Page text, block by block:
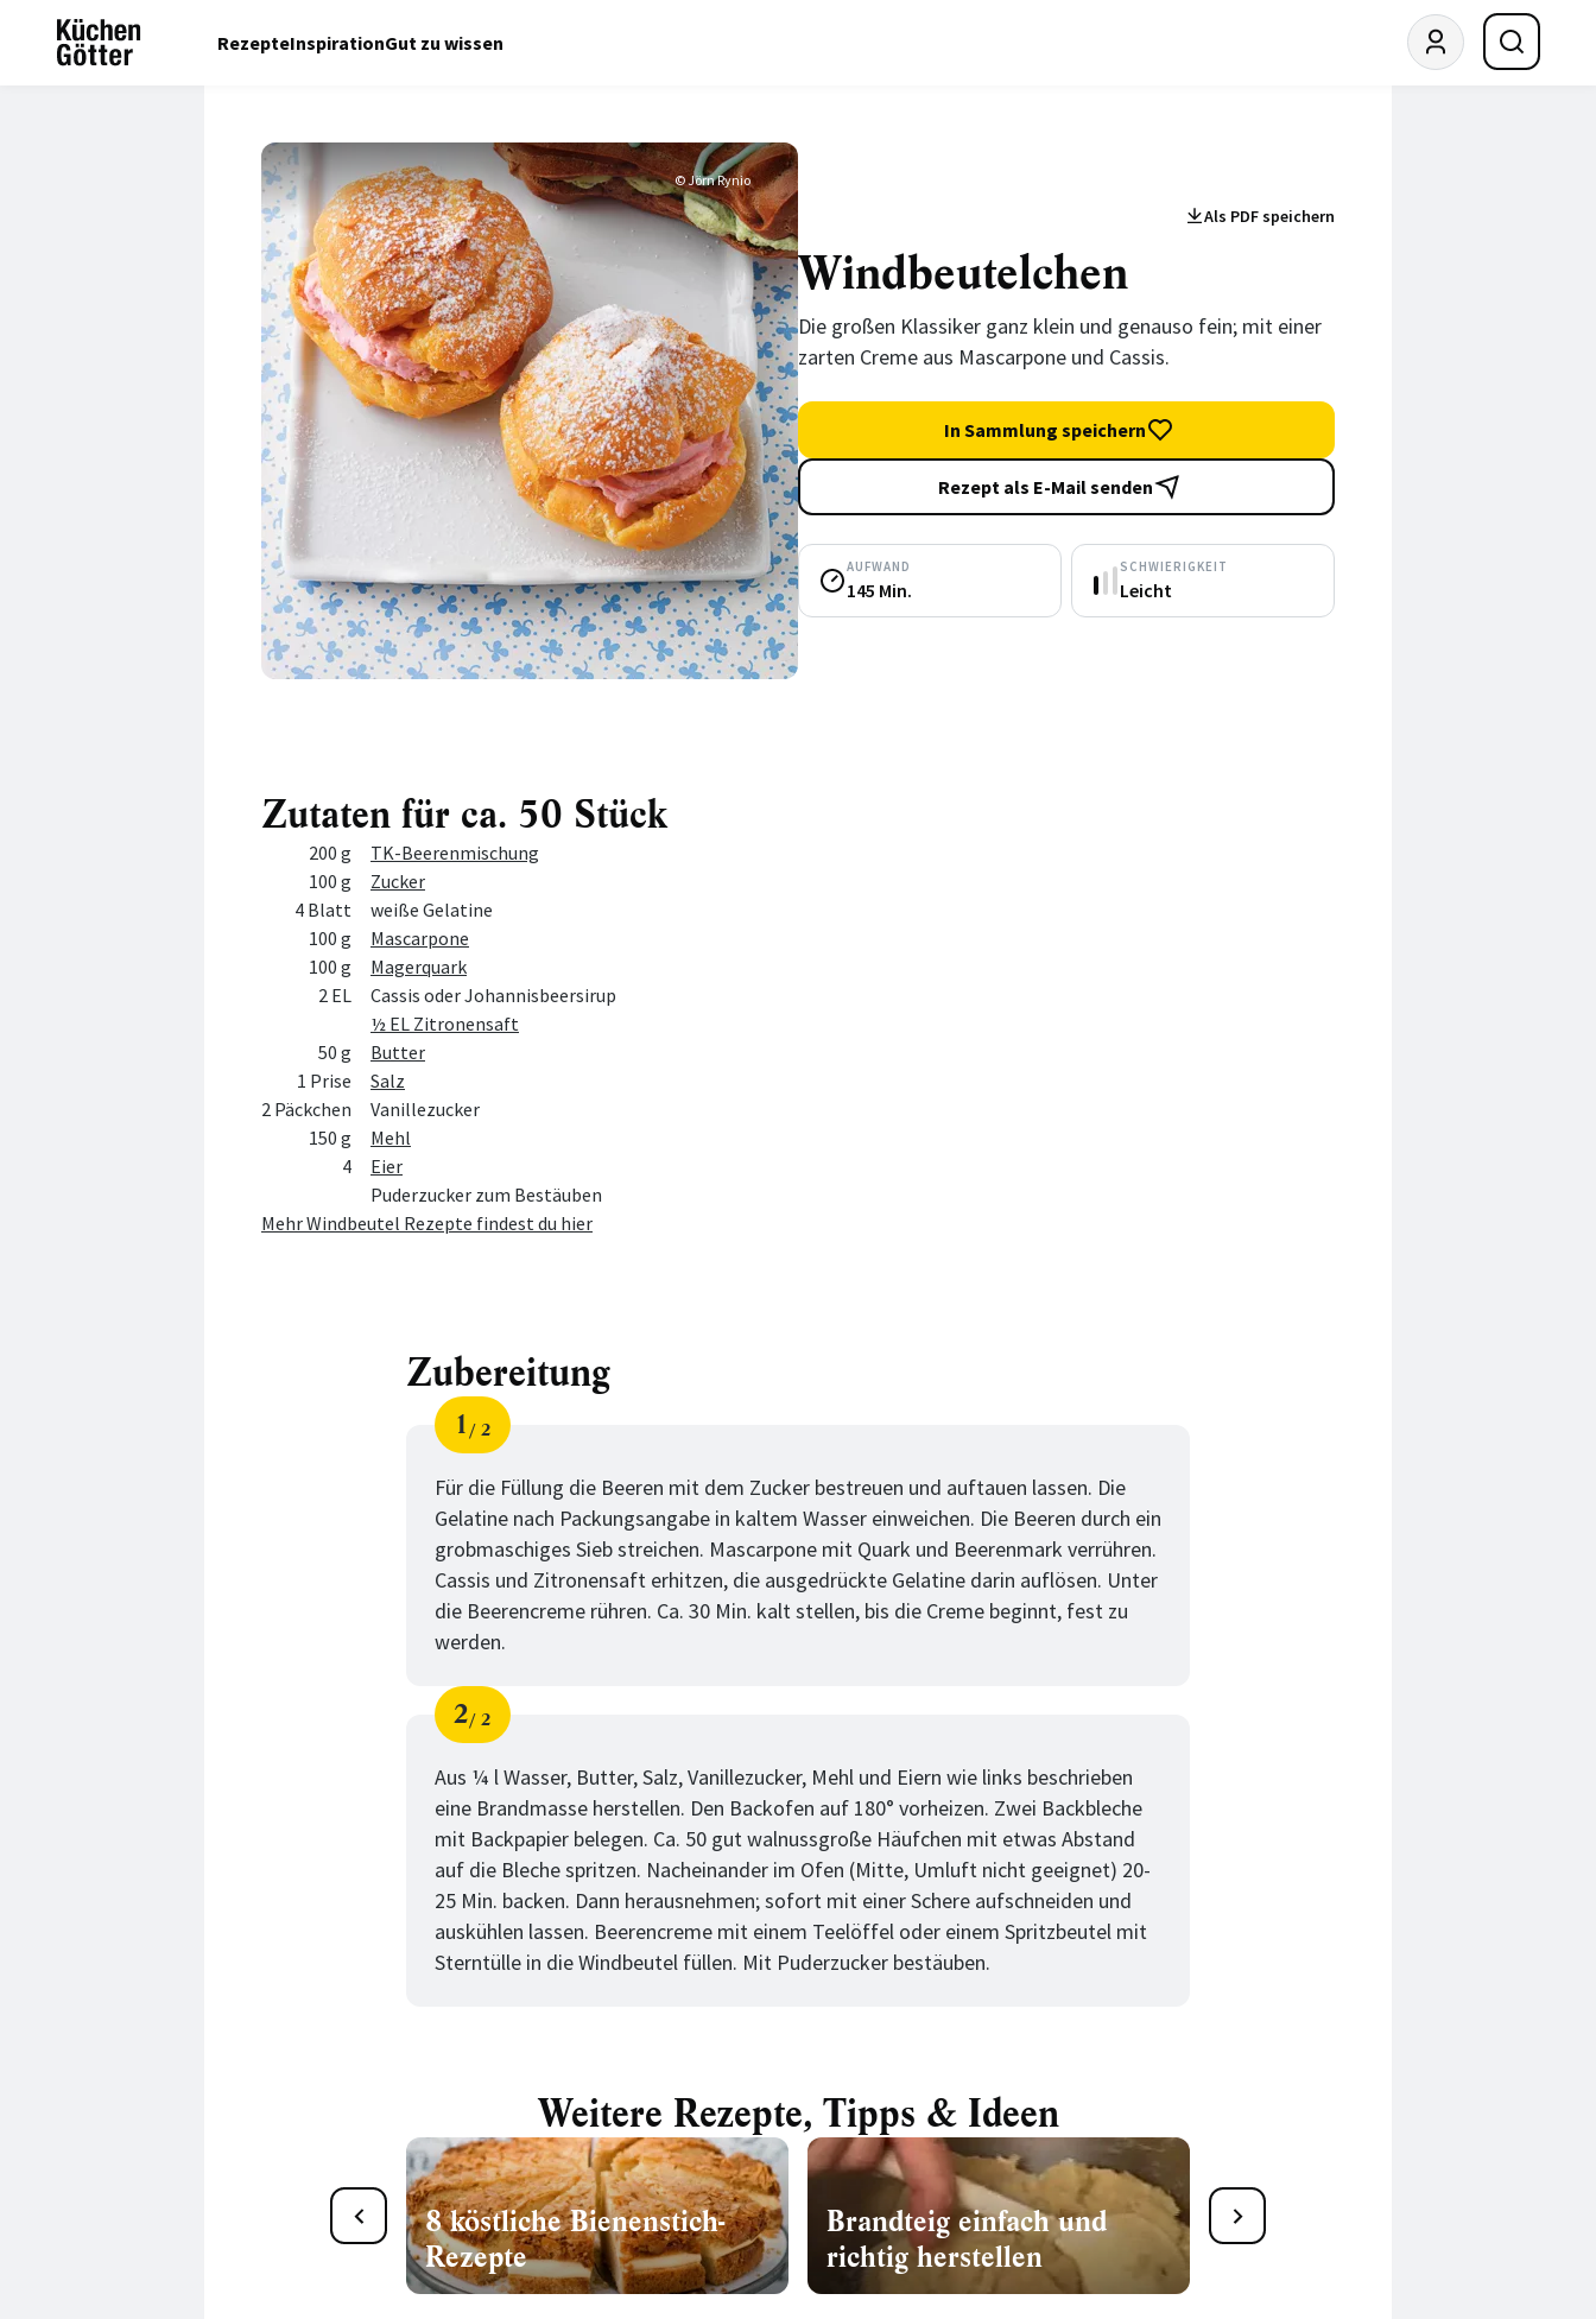
RezepteInspirationGut zu wissen
© Jörn Rynio
Als PDF speichern
Windbeutelchen
Die großen Klassiker ganz klein und genauso fein; mit einer
zarten Creme aus Mascarpone und Cassis.
In Sammlung speichern
Rezept als E-Mail senden
AUFWAND
145 Min.
SCHWIERIGKEIT
Leicht
Zutaten für ca. 50 Stück
MengeZutat
200 g
TK-Beerenmischung
100 g
Zucker
4 Blatt
weiße Gelatine
100 g
Mascarpone
100 g
Magerquark
2 EL
Cassis oder Johannisbeersirup
½ EL Zitronensaft
50 g
Butter
1 Prise
Salz
2 Päckchen
Vanillezucker
150 g
Mehl
4
Eier
Puderzucker zum Bestäuben
Mehr Windbeutel Rezepte findest du hier
Zubereitung
Schritt
1
von
2
Für die Füllung die Beeren mit dem Zucker bestreuen und auftauen lassen. Die
Gelatine nach Packungsangabe in kaltem Wasser einweichen. Die Beeren durch ein
grobmaschiges Sieb streichen. Mascarpone mit Quark und Beerenmark verrühren.
Cassis und Zitronensaft erhitzen, die ausgedrückte Gelatine darin auflösen. Unter
die Beerencreme rühren. Ca. 30 Min. kalt stellen, bis die Creme beginnt, fest zu
werden.
Schritt
2
von
2
Aus ¼ l Wasser, Butter, Salz, Vanillezucker, Mehl und Eiern wie links beschrieben
eine Brandmasse herstellen. Den Backofen auf 180° vorheizen. Zwei Backbleche
mit Backpapier belegen. Ca. 50 gut walnussgroße Häufchen mit etwas Abstand
auf die Bleche spritzen. Nacheinander im Ofen (Mitte, Umluft nicht geeignet) 20-
25 Min. backen. Dann herausnehmen; sofort mit einer Schere aufschneiden und
auskühlen lassen. Beerencreme mit einem Teelöffel oder einem Spritzbeutel mit
Sterntülle in die Windbeutel füllen. Mit Puderzucker bestäuben.
Weitere Rezepte, Tipps & Ideen
8 köstliche Bienenstich-
Rezepte
Brandteig einfach und
richtig herstellen
Vanille